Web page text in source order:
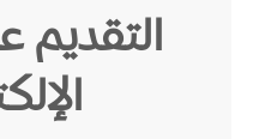
التقديم